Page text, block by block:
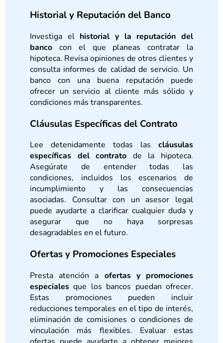
Historial y Reputación del Banco
Investiga el historial y la reputación del
banco con el que planeas contratar la
hipoteca. Revisa opiniones de otros clientes y
consulta informes de calidad de servicio. Un
banco con una buena reputación puede
ofrecer un servicio al cliente más sólido y
condiciones más transparentes.
Cláusulas Específicas del Contrato
Lee detenidamente todas las cláusulas
específicas del contrato de la hipoteca.
Asegúrate de entender todas las
condiciones, incluidos los escenarios de
incumplimiento y las consecuencias
asociadas. Consultar con un asesor legal
puede ayudarte a clarificar cualquier duda y
asegurar que no haya sorpresas
desagradables en el futuro.
Ofertas y Promociones Especiales
Presta atención a ofertas y promociones
especiales que los bancos puedan ofrecer.
Estas promociones pueden incluir
reducciones temporales en el tipo de interés,
eliminación de comisiones o condiciones de
vinculación más flexibles. Evaluar estas